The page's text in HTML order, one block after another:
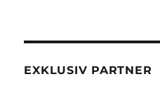
EXKLUSIV PARTNER